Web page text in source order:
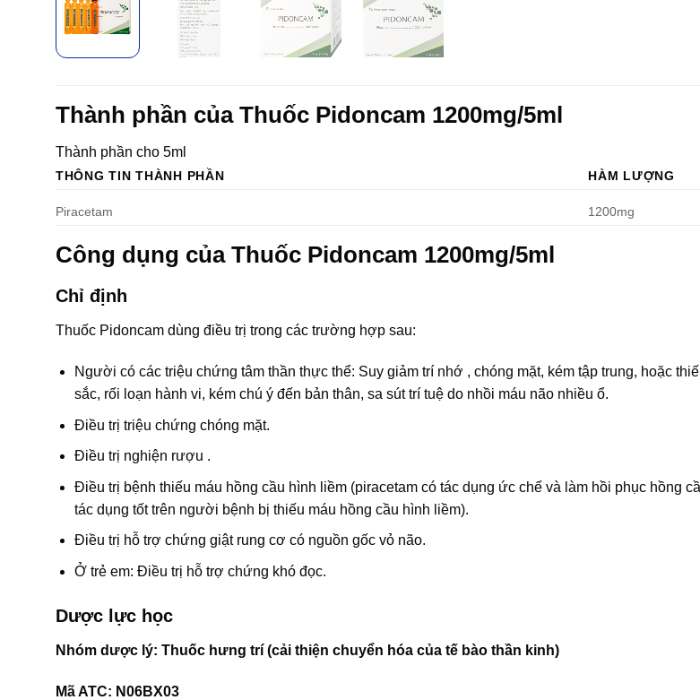
Thành phần của Thuốc Pidoncam 1200mg/5ml
Thành phần cho 5ml
THÔNG TIN THÀNH PHẦN HÀM LƯỢNG
Piracetam 1200mg
Công dụng của Thuốc Pidoncam 1200mg/5ml
Chỉ định
Thuốc Pidoncam dùng điều trị trong các trường hợp sau:
Người có các triệu chứng tâm thần thực thể: Suy giảm trí nhớ , chóng mặt, kém tập trung, hoặc
sắc, rối loạn hành vi, kém chú ý đến bản thân, sa sút trí tuệ do nhồi máu não nhiều ổ.
Điều trị triệu chứng chóng mặt.
Điều trị nghiện rượu .
Điều trị bệnh thiếu máu hồng cầu hình liềm (piracetam có tác dụng ức chế và làm hồi phục hồng
tác dụng tốt trên người bệnh bị thiếu máu hồng cầu hình liềm).
Điều trị hỗ trợ chứng giật rung cơ có nguồn gốc vỏ não.
Ở trẻ em: Điều trị hỗ trợ chứng khó đọc.
Dược lực học
Nhóm dược lý: Thuốc hưng trí (cải thiện chuyển hóa của tế bào thần kinh)
Mã ATC: N06BX03